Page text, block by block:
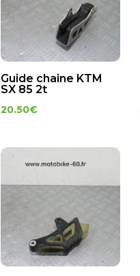
Guide chaine KTM
SX 85 2t
20.50€